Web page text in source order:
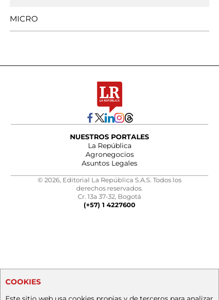
MICRO
NUESTROS PORTALES
La República
Agronegocios
Asuntos Legales
© 2026, Editorial La República S.A.S. Todos los
derechos reservados.
Cr. 13a 37-32, Bogotá
(+57) 1 4227600
COOKIES